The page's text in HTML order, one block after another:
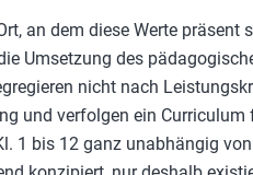
an dem diese Werte
Umsetzung des
nicht nach
und verfolgen ein
1 bis 12 ganz unabhängig